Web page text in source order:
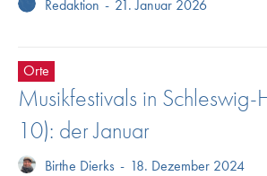
Redaktion - 21. Januar 2026
Orte
Musikfestivals in Schleswig-
10): der Januar
Birthe Dierks - 18. Dezember 2024